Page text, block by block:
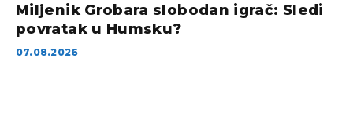
Miljenik Grobara slobodan igrač: Sledi
povratak u Humsku?
07.08.2026